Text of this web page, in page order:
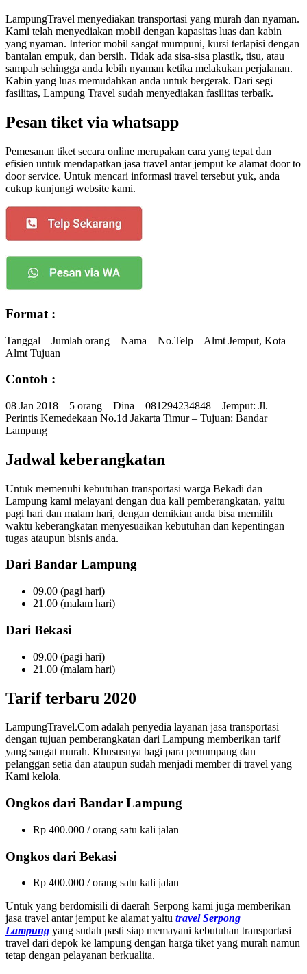
LampungTravel menyediakan transportasi yang murah dan nyaman.
Kami telah menyediakan mobil dengan kapasitas luas dan kabin
yang nyaman. Interior mobil sangat mumpuni, kursi terlapisi dengan
bantalan empuk, dan bersih. Tidak ada sisa-sisa plastik, tisu, atau
sampah sehingga anda lebih nyaman ketika melakukan perjalanan.
Kabin yang luas memudahkan anda untuk bergerak. Dari segi
fasilitas, Lampung Travel sudah menyediakan fasilitas terbaik.
Pesan tiket via whatsapp
Pemesanan tiket secara online merupakan cara yang tepat dan
efisien untuk mendapatkan jasa travel antar jemput ke alamat door to
door service. Untuk mencari informasi travel tersebut yuk, anda
cukup kunjungi website kami.
Format :
Tanggal – Jumlah orang – Nama – No.Telp – Almt Jemput, Kota –
Almt Tujuan
Contoh :
08 Jan 2018 – 5 orang – Dina – 081294234848 – Jemput: Jl.
Perintis Kemedekaan No.1d Jakarta Timur – Tujuan: Bandar
Lampung
Jadwal keberangkatan
Untuk memenuhi kebutuhan transportasi warga Bekadi dan
Lampung kami melayani dengan dua kali pemberangkatan, yaitu
pagi hari dan malam hari, dengan demikian anda bisa memilih
waktu keberangkatan menyesuaikan kebutuhan dan kepentingan
tugas ataupun bisnis anda.
Dari Bandar Lampung
09.00 (pagi hari)
21.00 (malam hari)
Dari Bekasi
09.00 (pagi hari)
21.00 (malam hari)
Tarif terbaru 2020
LampungTravel.Com adalah penyedia layanan jasa transportasi
dengan tujuan pemberangkatan dari Lampung memberikan tarif
yang sangat murah. Khususnya bagi para penumpang dan
pelanggan setia dan ataupun sudah menjadi member di travel yang
Kami kelola.
Ongkos dari Bandar Lampung
Rp 400.000 / orang satu kali jalan
Ongkos dari Bekasi
Rp 400.000 / orang satu kali jalan
Untuk yang berdomisili di daerah Serpong kami juga memberikan
jasa travel antar jemput ke alamat yaitu travel Serpong
Lampung yang sudah pasti siap memayani kebutuhan transportasi
travel dari depok ke lampung dengan harga tiket yang murah namun
tetap dengan pelayanan berkualita.